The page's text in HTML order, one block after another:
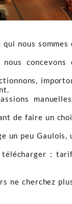
nous sommes
concevons
de faire un
un peu Gaulois,
télécharger :
ne cherchez